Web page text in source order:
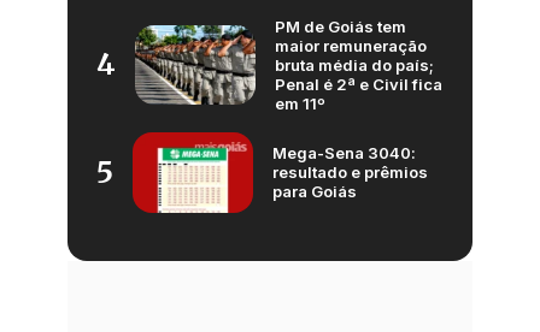
4
PM de Goiás tem
maior remuneração
bruta média do país;
Penal é 2ª e Civil fica
em 11º
5
Mega-Sena 3040:
resultado e prêmios
para Goiás